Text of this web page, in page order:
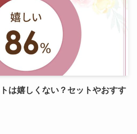
は嬉しくない？セットやおすす